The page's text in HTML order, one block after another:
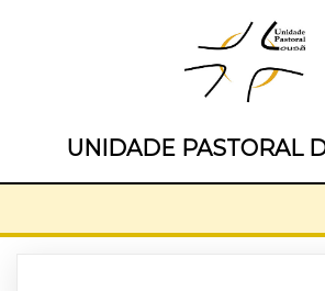
UNIDADE PASTORAL